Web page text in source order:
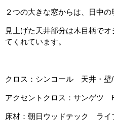
２つの大きな窓からは、日中
見上げた天井部分は木目柄で
てくれています。
クロス：シンコール 天井・壁
アクセントクロス：サンゲツ
床材：朝日ウッドテック ラ